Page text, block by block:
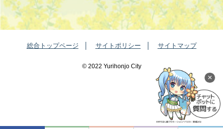
×
総合トップページ サイトポリシー サイトマップ
©️ 2022 Yurihonjo City